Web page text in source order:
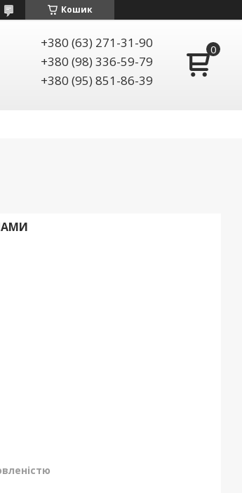
Кошик
+380 (63) 271-31-90
+380 (98) 336-59-79
+380 (95) 851-86-39